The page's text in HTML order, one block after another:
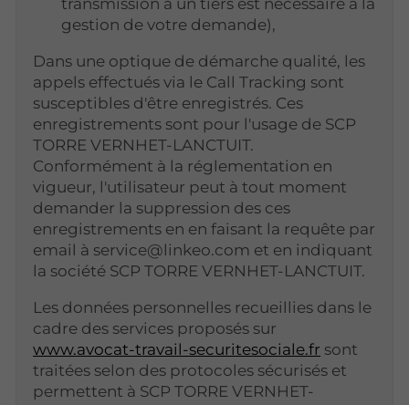
transmission à un tiers est nécessaire à la
gestion de votre demande),
Dans une optique de démarche qualité, les
appels effectués via le Call Tracking sont
susceptibles d'être enregistrés. Ces
enregistrements sont pour l'usage de SCP
TORRE VERNHET-LANCTUIT.
Conformément à la réglementation en
vigueur, l'utilisateur peut à tout moment
demander la suppression des ces
enregistrements en en faisant la requête par
email à service@linkeo.com et en indiquant
la société SCP TORRE VERNHET-LANCTUIT.
Les données personnelles recueillies dans le
cadre des services proposés sur
www.avocat-travail-securitesociale.fr sont
traitées selon des protocoles sécurisés et
permettent à SCP TORRE VERNHET-